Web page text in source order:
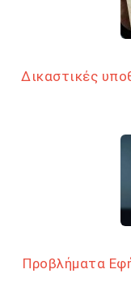
Δικαστικές
Προβλήματα